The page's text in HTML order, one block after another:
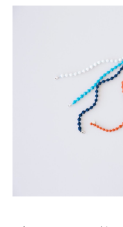
オーストラリア
サンダルを履く
節。普段ブレス
ットの代わりに
の裾からチラっ